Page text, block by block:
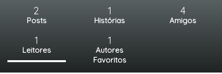
2
Posts
1
Histórias
4
Amigos
1
Leitores
1
Autores
Favoritos